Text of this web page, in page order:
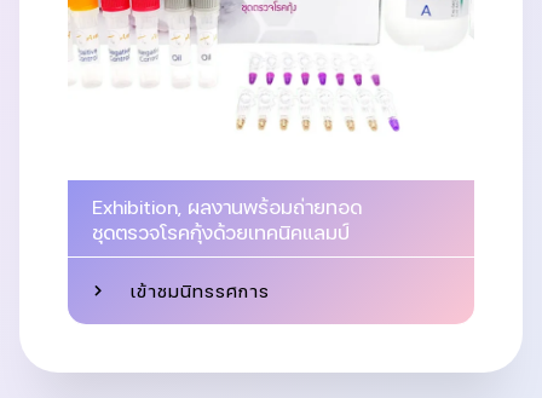
Exhibition, ผลงานพร้อมถ่ายทอด
ชุดตรวจโรคกุ้งด้วยเทคนิคแลมป์
เข้าชมนิทรรศการ